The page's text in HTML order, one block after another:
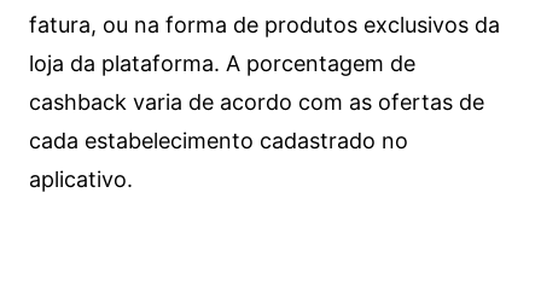
fatura, ou na forma de produtos exclusivos da
loja da plataforma. A porcentagem de
cashback varia de acordo com as ofertas de
cada estabelecimento cadastrado no
aplicativo.